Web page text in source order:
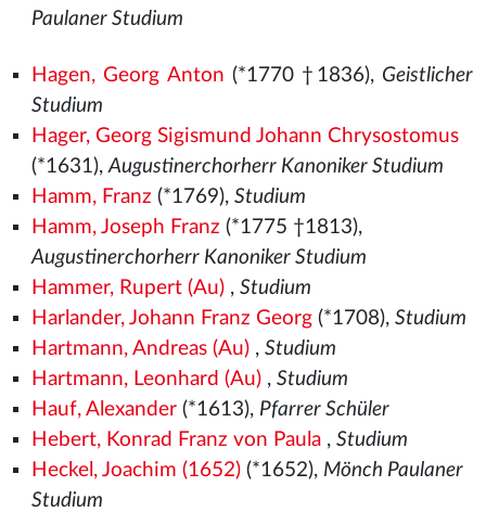
Paulaner Studium
Hagen, Georg Anton (*1770 †1836), Geistlicher
Studium
Hager, Georg Sigismund Johann Chrysostomus
(*1631),Augustinerchorherr Kanoniker Studium
Hamm, Franz (*1769), Studium
Hamm, Joseph Franz (*1775 †1813),
Augustinerchorherr Kanoniker Studium
Hammer, Rupert (Au), Studium
Harlander, Johann Franz Georg(*1708), Studium
Hartmann, Andreas (Au), Studium
Hartmann, Leonhard (Au), Studium
Hauf, Alexander(*1613), Pfarrer Schüler
Hebert, Konrad Franz von Paula, Studium
Heckel, Joachim (1652)(*1652), Mönch Paulaner
Studium